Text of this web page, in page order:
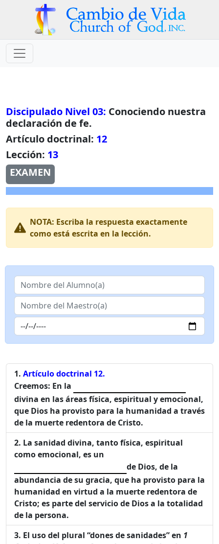
Discipulado Nivel 03: Conociendo nuestra
declaración de fe.
Artículo doctrinal: 12
Lección: 13
EXAMEN
NOTA: Escriba la respuesta exactamente
como está escrita en la lección.
Artículo doctrinal 12.
Creemos: En la
divina en las áreas física, espiritual y emocional,
que Dios ha provisto para la humanidad a través
de la muerte redentora de Cristo.
La sanidad divina, tanto física, espiritual
como emocional, es un
de Dios, de la
abundancia de su gracia, que ha provisto para la
humanidad en virtud a la muerte redentora de
Cristo; es parte del servicio de Dios a la totalidad
de la persona.
El uso del plural “dones de sanidades” en 1